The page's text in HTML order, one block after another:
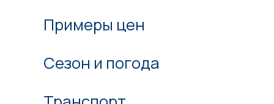
Примеры цен
Сезон и погода